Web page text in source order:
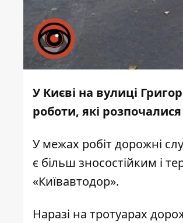
У Києві на вулиці
роботи, які розпочалися
У межах робіт дорожні
є більш зносостійким і
«Київавтодор».
Наразі на тротуарах